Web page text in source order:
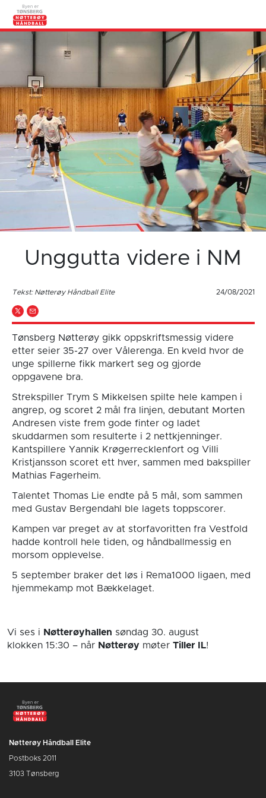
Unggutta videre i NM
Tekst: Nøtterøy Håndball Elite 24/08/2021
Tønsberg Nøtterøy gikk oppskriftsmessig videre
etter seier 35-27 over Vålerenga. En kveld hvor de
unge spillerne fikk markert seg og gjorde
oppgavene bra.
Strekspiller Trym S Mikkelsen spilte hele kampen i
angrep, og scoret 2 mål fra linjen, debutant Morten
Andresen viste frem gode finter og ladet
skuddarmen som resulterte i 2 nettkjenninger.
Kantspillere Yannik Krøgerrecklenfort og Villi
Kristjansson scoret ett hver, sammen med bakspiller
Mathias Fagerheim.
Talentet Thomas Lie endte på 5 mål, som sammen
med Gustav Bergendahl ble lagets toppscorer.
Kampen var preget av at storfavoritten fra Vestfold
hadde kontroll hele tiden, og håndballmessig en
morsom opplevelse.
5 september braker det løs i Rema1000 ligaen, med
hjemmekamp mot Bækkelaget.
Vi ses i Nøtterøyhallen søndag 30. august
klokken 15:30 – når Nøtterøy møter Tiller IL!
Nøtterøy Håndball Elite
Postboks 2011
3103 Tønsberg